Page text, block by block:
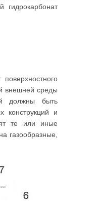
гидрокарбонат
внешней среды
должны быть
конструкций и
те или иные
газообразные,